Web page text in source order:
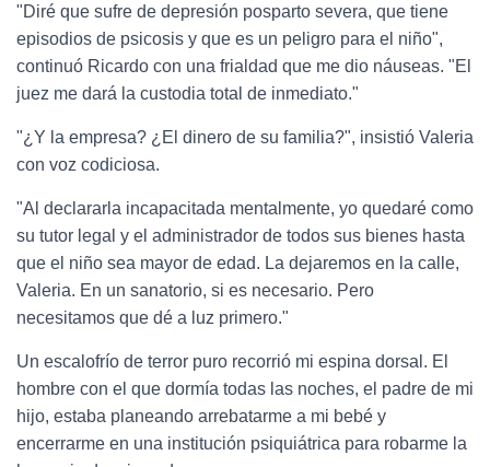
"Diré que sufre de depresión posparto severa, que tiene
episodios de psicosis y que es un peligro para el niño",
continuó Ricardo con una frialdad que me dio náuseas. "El
juez me dará la custodia total de inmediato."
"¿Y la empresa? ¿El dinero de su familia?", insistió Valeria
con voz codiciosa.
"Al declararla incapacitada mentalmente, yo quedaré como
su tutor legal y el administrador de todos sus bienes hasta
que el niño sea mayor de edad. La dejaremos en la calle,
Valeria. En un sanatorio, si es necesario. Pero
necesitamos que dé a luz primero."
Un escalofrío de terror puro recorrió mi espina dorsal. El
hombre con el que dormía todas las noches, el padre de mi
hijo, estaba planeando arrebatarme a mi bebé y
encerrarme en una institución psiquiátrica para robarme la